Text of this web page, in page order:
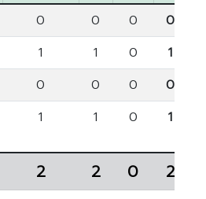
0 0 0
0
1 1 0
1
0 0 0
0
1 1 0 1
2 2 0 2